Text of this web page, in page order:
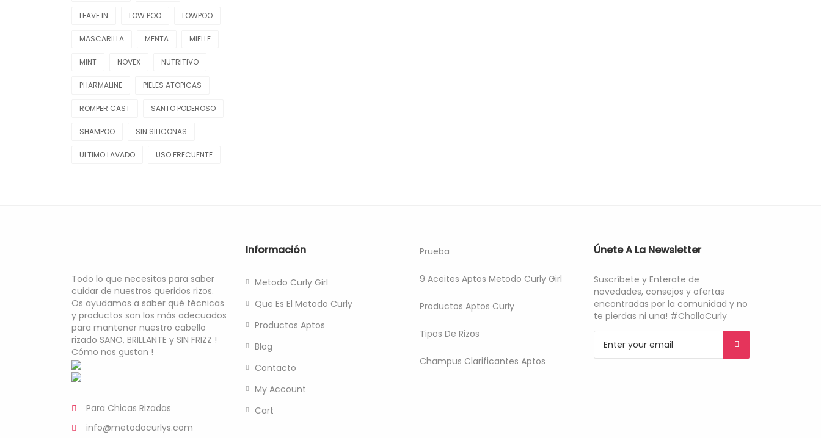
LEAVE IN LOW POO LOWPOO
MASCARILLA MENTA MIELLE
MINT NOVEX NUTRITIVO
PHARMALINE PIELES ATOPICAS
ROMPER CAST SANTO PODEROSO
SHAMPOO SIN SILICONAS
ULTIMO LAVADO USO FRECUENTE
Todo lo que necesitas para saber
cuidar de nuestros queridos rizos.
Os ayudamos a saber qué técnicas
y productos son los más adecuados
para mantener nuestro cabello
rizado SANO, BRILLANTE y SIN FRIZZ !
Cómo nos gustan !
Para Chicas Rizadas
info@metodocurlys.com
Información
Metodo Curly Girl
Que Es El Metodo Curly
Productos Aptos
Blog
Contacto
My Account
Cart
Prueba
9 Aceites Aptos Metodo Curly Girl
Productos Aptos Curly
Tipos De Rizos
Champus Clarificantes Aptos
Únete A La Newsletter
Suscríbete y Enterate de
novedades, consejos y ofertas
encontradas por la comunidad y no
te pierdas ni una! #CholloCurly